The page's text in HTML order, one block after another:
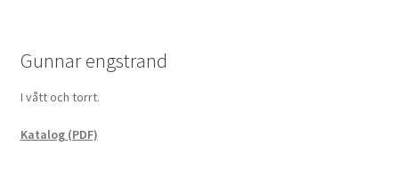
Gunnar engstrand
I vått och torrt.
Katalog (PDF)